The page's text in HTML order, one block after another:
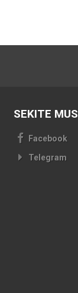
SEKITE MUS
Facebook
Telegram